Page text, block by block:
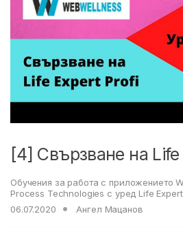
[4] Свързване на
Обучения за работа с приложението
Process Technologies с уред Life
06.07.2020
Ангел Мацанов